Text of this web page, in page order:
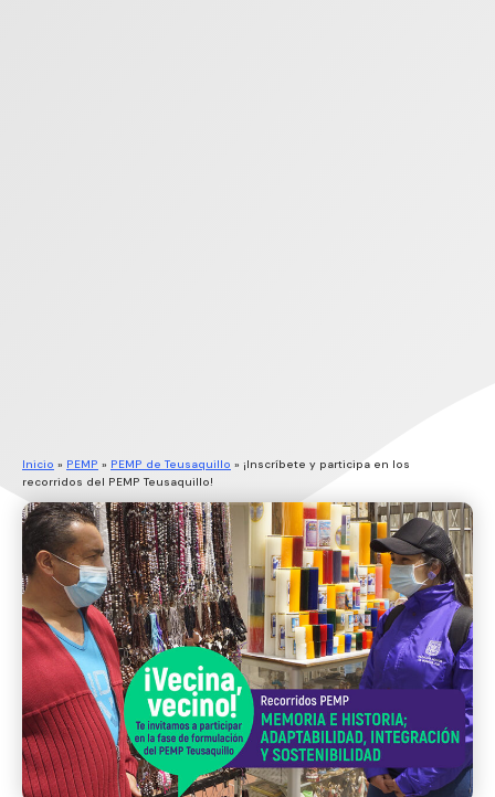
Inicio » PEMP » PEMP de Teusaquillo » ¡Inscríbete y participa en los
recorridos del PEMP Teusaquillo!